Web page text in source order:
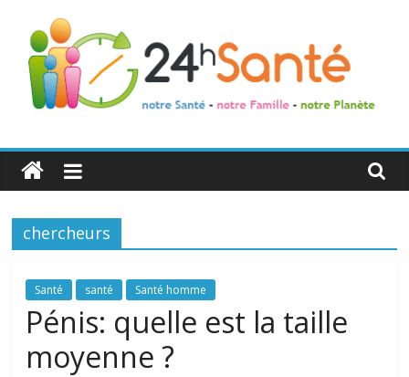
24h
Santé
La
de
toute
famille
chercheurs
Santé santé Santé homme
Pénis: quelle est la taille
moyenne ?